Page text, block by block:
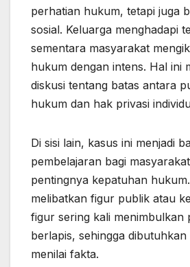
perhatian hukum, tetapi juga
sosial. Keluarga menghadapi
sementara masyarakat
hukum dengan intens. Hal ini
diskusi tentang batas antara
hukum dan hak privasi
Di sisi lain, kasus ini menjadi
pembelajaran bagi
pentingnya kepatuhan
melibatkan figur publik atau
figur sering kali menimbulkan
berlapis, sehingga dibutuhkan
menilai fakta.